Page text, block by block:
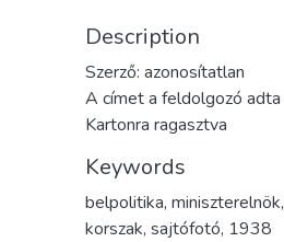
Description
Szerző: azonosítatlan
A címet a feldolgozó adta
Kartonra ragasztva
Keywords
belpolitika, miniszterelnök,
korszak, sajtófotó, 1938